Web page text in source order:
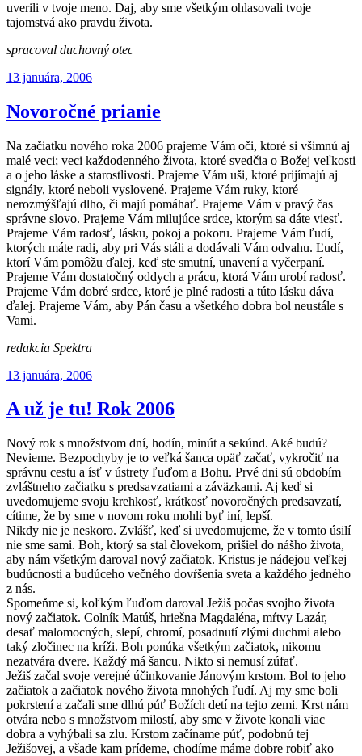
uverili v tvoje meno. Daj, aby sme všetkým ohlasovali tvoje
tajomstvá ako pravdu života.
spracoval duchovný otec
Publikované
13 januára, 2006
Novoročné prianie
Na začiatku nového roka 2006 prajeme Vám oči, ktoré si všimnú aj
malé veci; veci každodenného života, ktoré svedčia o Božej veľkosti
a o jeho láske a starostlivosti. Prajeme Vám uši, ktoré prijímajú aj
signály, ktoré neboli vyslovené. Prajeme Vám ruky, ktoré
nerozmýšľajú dlho, či majú pomáhať. Prajeme Vám v pravý čas
správne slovo. Prajeme Vám milujúce srdce, ktorým sa dáte viesť.
Prajeme Vám radosť, lásku, pokoj a pokoru. Prajeme Vám ľudí,
ktorých máte radi, aby pri Vás stáli a dodávali Vám odvahu. Ľudí,
ktorí Vám pomôžu ďalej, keď ste smutní, unavení a vyčerpaní.
Prajeme Vám dostatočný oddych a prácu, ktorá Vám urobí radosť.
Prajeme Vám dobré srdce, ktoré je plné radosti a túto lásku dáva
ďalej. Prajeme Vám, aby Pán času a všetkého dobra bol neustále s
Vami.
redakcia Spektra
Publikované
13 januára, 2006
A už je tu! Rok 2006
Nový rok s množstvom dní, hodín, minút a sekúnd. Aké budú?
Nevieme. Bezpochyby je to veľká šanca opäť začať, vykročiť na
správnu cestu a ísť v ústrety ľuďom a Bohu. Prvé dni sú obdobím
zvláštneho začiatku s predsavzatiami a záväzkami. Aj keď si
uvedomujeme svoju krehkosť, krátkosť novoročných predsavzatí,
cítime, že by sme v novom roku mohli byť iní, lepší.
Nikdy nie je neskoro. Zvlášť, keď si uvedomujeme, že v tomto úsilí
nie sme sami. Boh, ktorý sa stal človekom, prišiel do nášho života,
aby nám všetkým daroval nový začiatok. Kristus je nádejou veľkej
budúcnosti a budúceho večného dovŕšenia sveta a každého jedného
z nás.
Spomeňme si, koľkým ľuďom daroval Ježiš počas svojho života
nový začiatok. Colník Matúš, hriešna Magdaléna, mŕtvy Lazár,
desať malomocných, slepí, chromí, posadnutí zlými duchmi alebo
taký zločinec na kríži. Boh ponúka všetkým začiatok, nikomu
nezatvára dvere. Každý má šancu. Nikto si nemusí zúfať.
Ježiš začal svoje verejné účinkovanie Jánovým krstom. Bol to jeho
začiatok a začiatok nového života mnohých ľudí. Aj my sme boli
pokrstení a začali sme dlhú púť Božích detí na tejto zemi. Krst nám
otvára nebo s množstvom milostí, aby sme v živote konali viac
dobra a vyhýbali sa zlu. Krstom začíname púť, podobnú tej
Ježišovej, a všade kam prídeme, chodíme máme dobre robiť ako